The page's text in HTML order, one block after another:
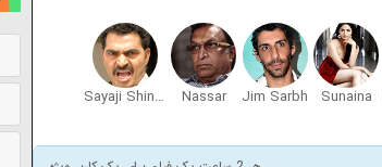
Sunaina
Jim Sarbh
Nassar
Sayaji Shinde